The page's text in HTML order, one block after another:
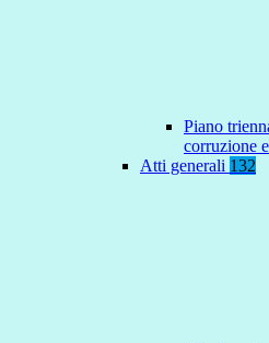
Piano
corruzione
Atti generali 132